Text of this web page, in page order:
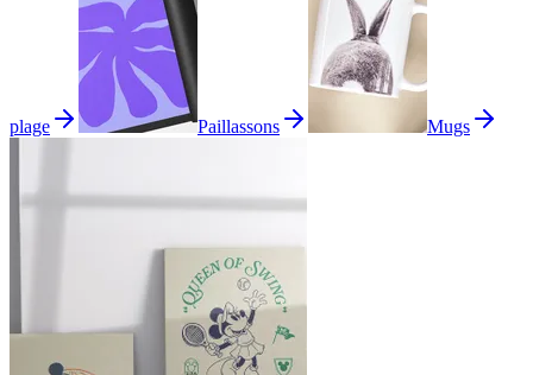
plage Paillassons Mugs